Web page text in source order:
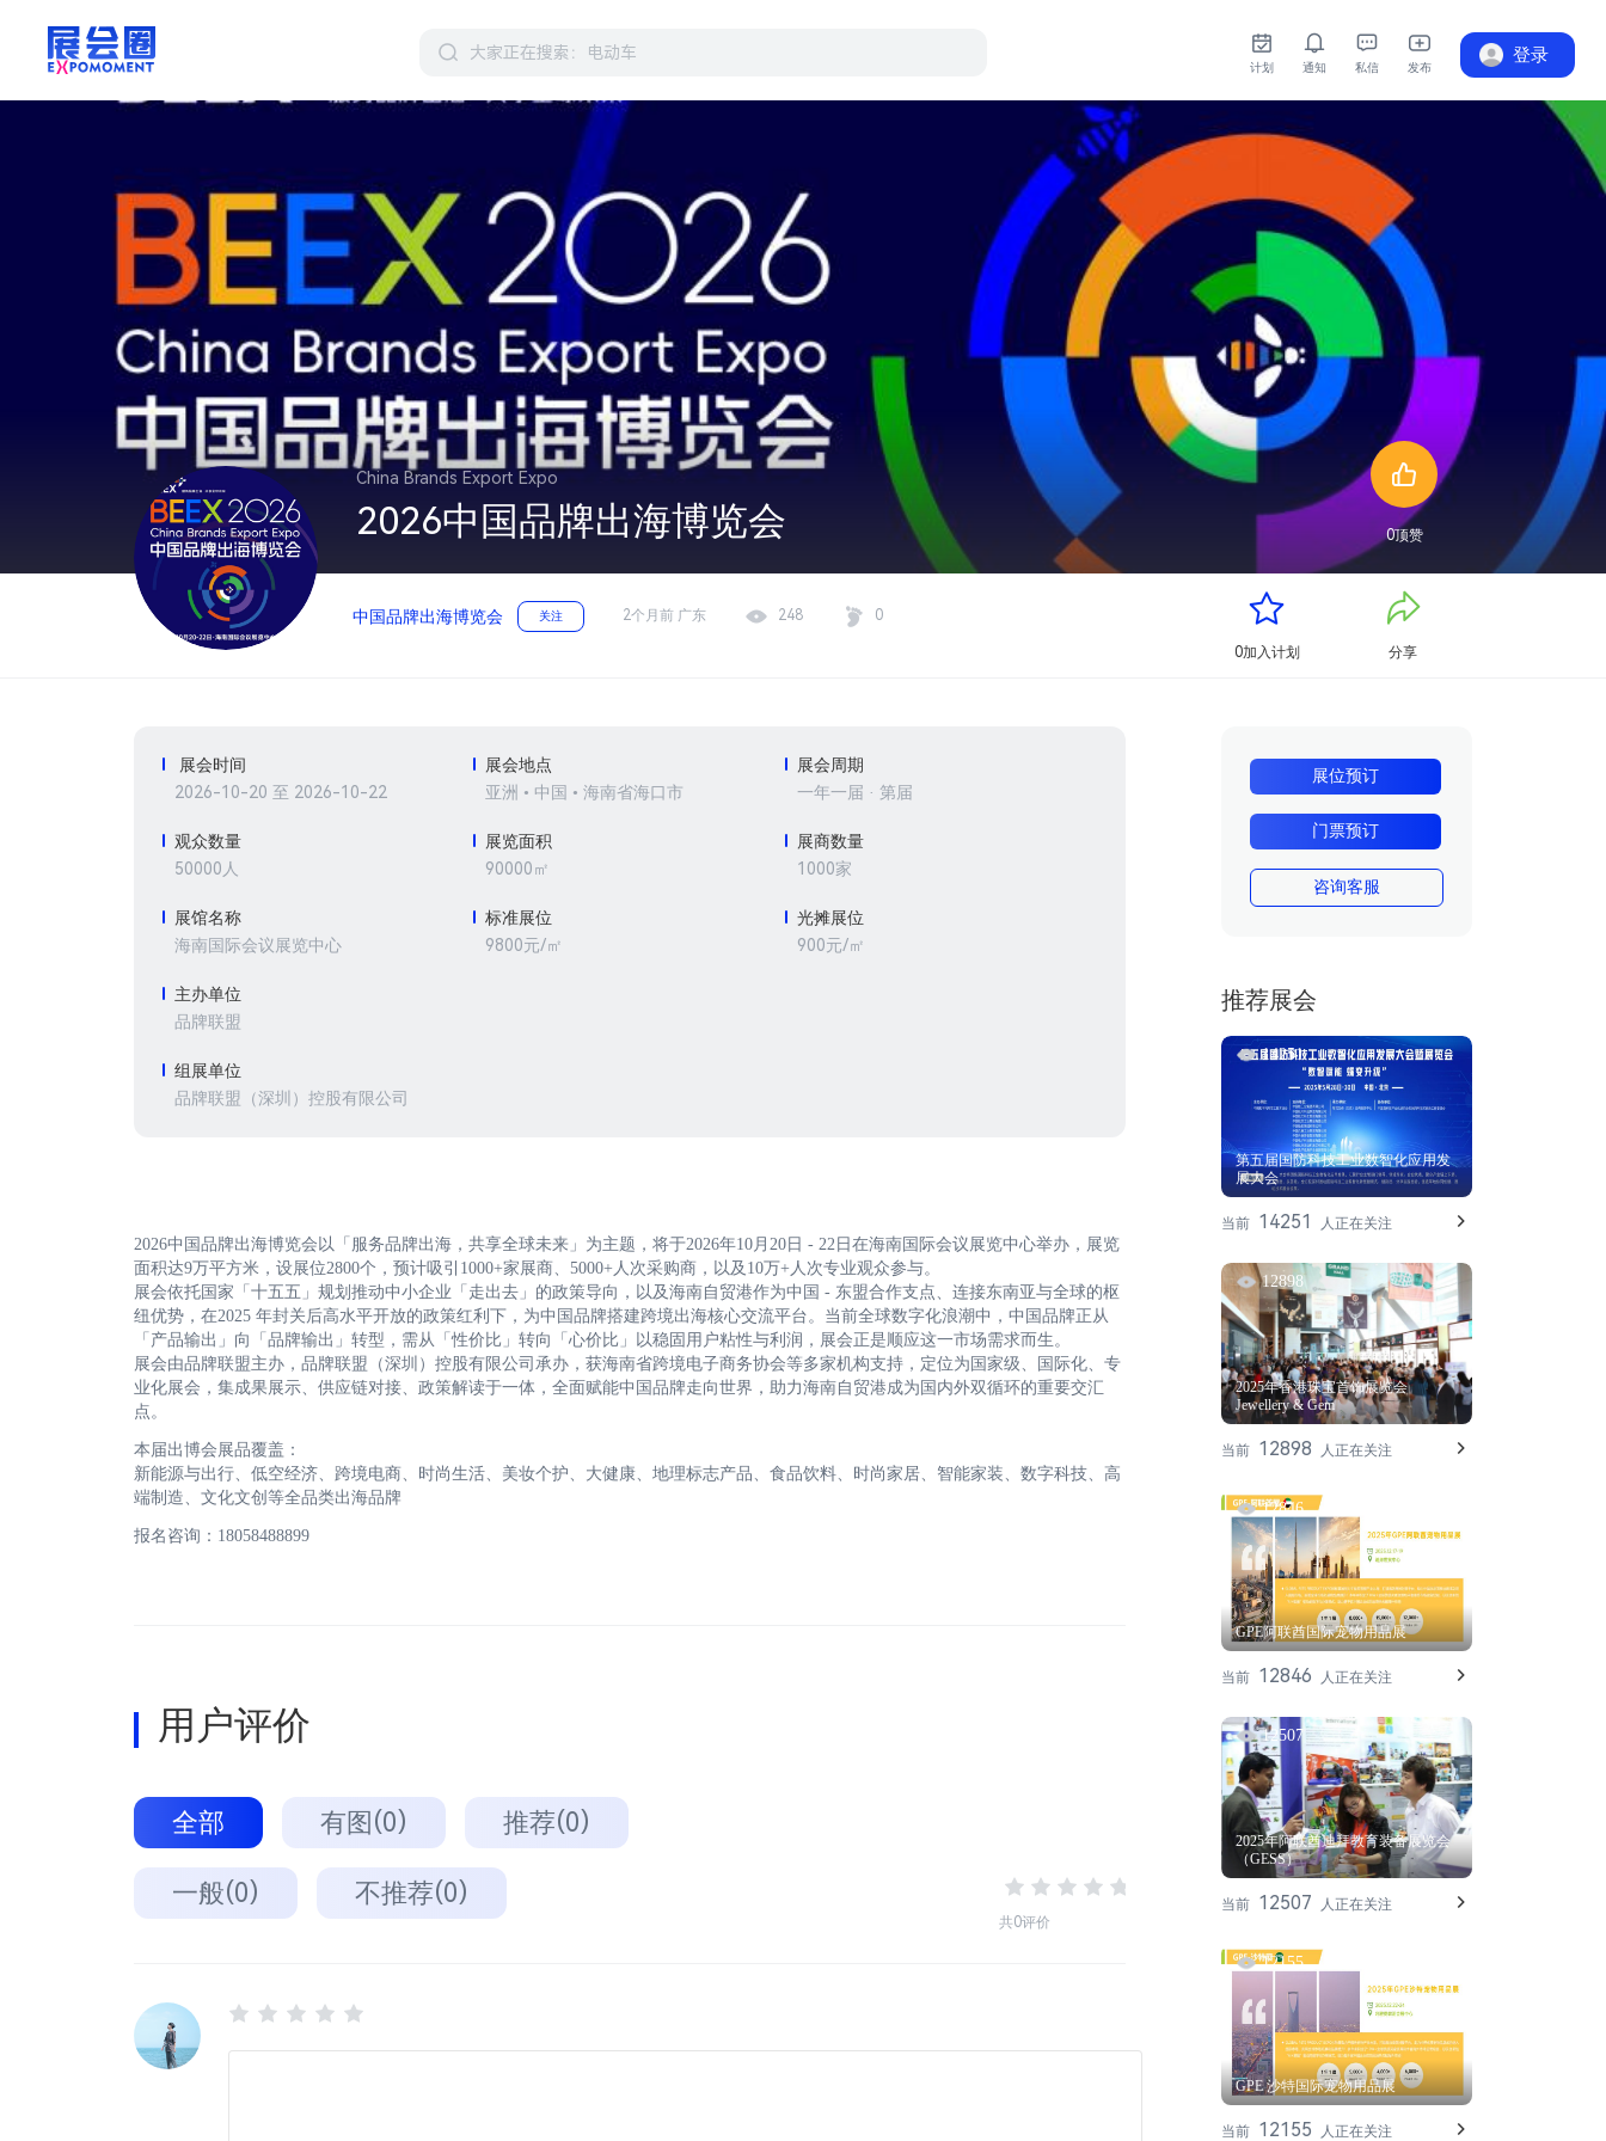
计划 通知 私信 发布
登录
China Brands Export Expo
2026中国品牌出海博览会 0顶赞
中国品牌出海博览会 关注 2个月前 广东 248 0
0加入计划 分享
展会时间
2026-10-20 至 2026-10-22
展会地点
亚洲 • 中国 • 海南省海口市
展会周期
一年一届 · 第届
观众数量
50000人
展览面积
90000㎡
展商数量
1000家
展馆名称
海南国际会议展览中心
标准展位
9800元/㎡
光摊展位
900元/㎡
主办单位
品牌联盟
组展单位
品牌联盟（深圳）控股有限公司
2026中国品牌出海博览会以「服务品牌出海，共享全球未来」为主题，将于2026年10月20日 - 22日在海南国际会议展览中心举办，展览
面积达9万平方米，设展位2800个，预计吸引1000+家展商、5000+人次采购商，以及10万+人次专业观众参与。
展会依托国家「十五五」规划推动中小企业「走出去」的政策导向，以及海南自贸港作为中国 - 东盟合作支点、连接东南亚与全球的枢
纽优势，在2025 年封关后高水平开放的政策红利下，为中国品牌搭建跨境出海核心交流平台。当前全球数字化浪潮中，中国品牌正从
「产品输出」向「品牌输出」转型，需从「性价比」转向「心价比」以稳固用户粘性与利润，展会正是顺应这一市场需求而生。
展会由品牌联盟主办，品牌联盟（深圳）控股有限公司承办，获海南省跨境电子商务协会等多家机构支持，定位为国家级、国际化、专
业化展会，集成果展示、供应链对接、政策解读于一体，全面赋能中国品牌走向世界，助力海南自贸港成为国内外双循环的重要交汇
点。
本届出博会展品覆盖：
新能源与出行、低空经济、跨境电商、时尚生活、美妆个护、大健康、地理标志产品、食品饮料、时尚家居、智能家装、数字科技、高
端制造、文化文创等全品类出海品牌
报名咨询：18058488899
用户评价
全部 有图(0) 推荐(0)
一般(0) 不推荐(0)
共0评价
展位预订
门票预订
咨询客服
推荐展会
14251
第五届国防科技工业数智化应用发
展大会
当前 14251 人正在关注
12898
2025年香港珠宝首饰展览会
Jewellery & Gem
当前 12898 人正在关注
12846
GPE阿联酋国际宠物用品展
当前 12846 人正在关注
12507
2025年阿联酋迪拜教育装备展览会
（GESS）
当前 12507 人正在关注
12155
GPE 沙特国际宠物用品展
当前 12155 人正在关注